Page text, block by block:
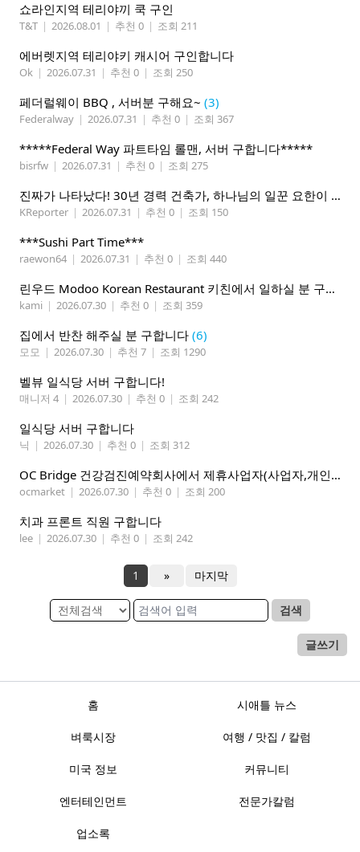
쇼라인지역 테리야끼 쿡 구인
T&T | 2026.08.01 | 추천 0 | 조회 211
에버렛지역 테리야키 캐시어 구인합니다
Ok | 2026.07.31 | 추천 0 | 조회 250
페더럴웨이 BBQ , 서버분 구해요~ (3)
Federalway | 2026.07.31 | 추천 0 | 조회 367
*****Federal Way 파트타임 롤맨, 서버 구합니다*****
bisrfw | 2026.07.31 | 추천 0 | 조회 275
진짜가 나타났다! 30년 경력 건축가, 하나님의 일꾼 요한이 책임 시공합니다.
KReporter | 2026.07.31 | 추천 0 | 조회 150
***Sushi Part Time***
raewon64 | 2026.07.31 | 추천 0 | 조회 440
린우드 Modoo Korean Restaurant 키친에서 일하실 분 구합니다
kami | 2026.07.30 | 추천 0 | 조회 359
집에서 반찬 해주실 분 구합니다 (6)
모모 | 2026.07.30 | 추천 7 | 조회 1290
벨뷰 일식당 서버 구합니다!
매니저 4 | 2026.07.30 | 추천 0 | 조회 242
일식당 서버 구합니다
닉 | 2026.07.30 | 추천 0 | 조회 312
OC Bridge 건강검진예약회사에서 제휴사업자(사업자,개인)모집 (재택근무)
ocmarket | 2026.07.30 | 추천 0 | 조회 200
치과 프론트 직원 구합니다
lee | 2026.07.30 | 추천 0 | 조회 242
1 » 마지막
검색
글쓰기
홈 시애틀 뉴스
벼룩시장 여행 / 맛집 / 칼럼
미국 정보 커뮤니티
엔터테인먼트 전문가칼럼
업소록